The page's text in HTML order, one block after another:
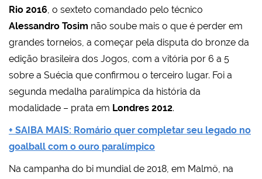
Rio 2016, o sexteto comandado pelo técnico
Alessandro Tosim não soube mais o que é perder em
grandes torneios, a começar pela disputa do bronze da
edição brasileira dos Jogos, com a vitória por 6 a 5
sobre a Suécia que confirmou o terceiro lugar. Foi a
segunda medalha paralímpica da história da
modalidade – prata em Londres 2012.
+ SAIBA MAIS: Romário quer completar seu legado no
goalball com o ouro paralímpico
Na campanha do bi mundial de 2018, em Malmö, na